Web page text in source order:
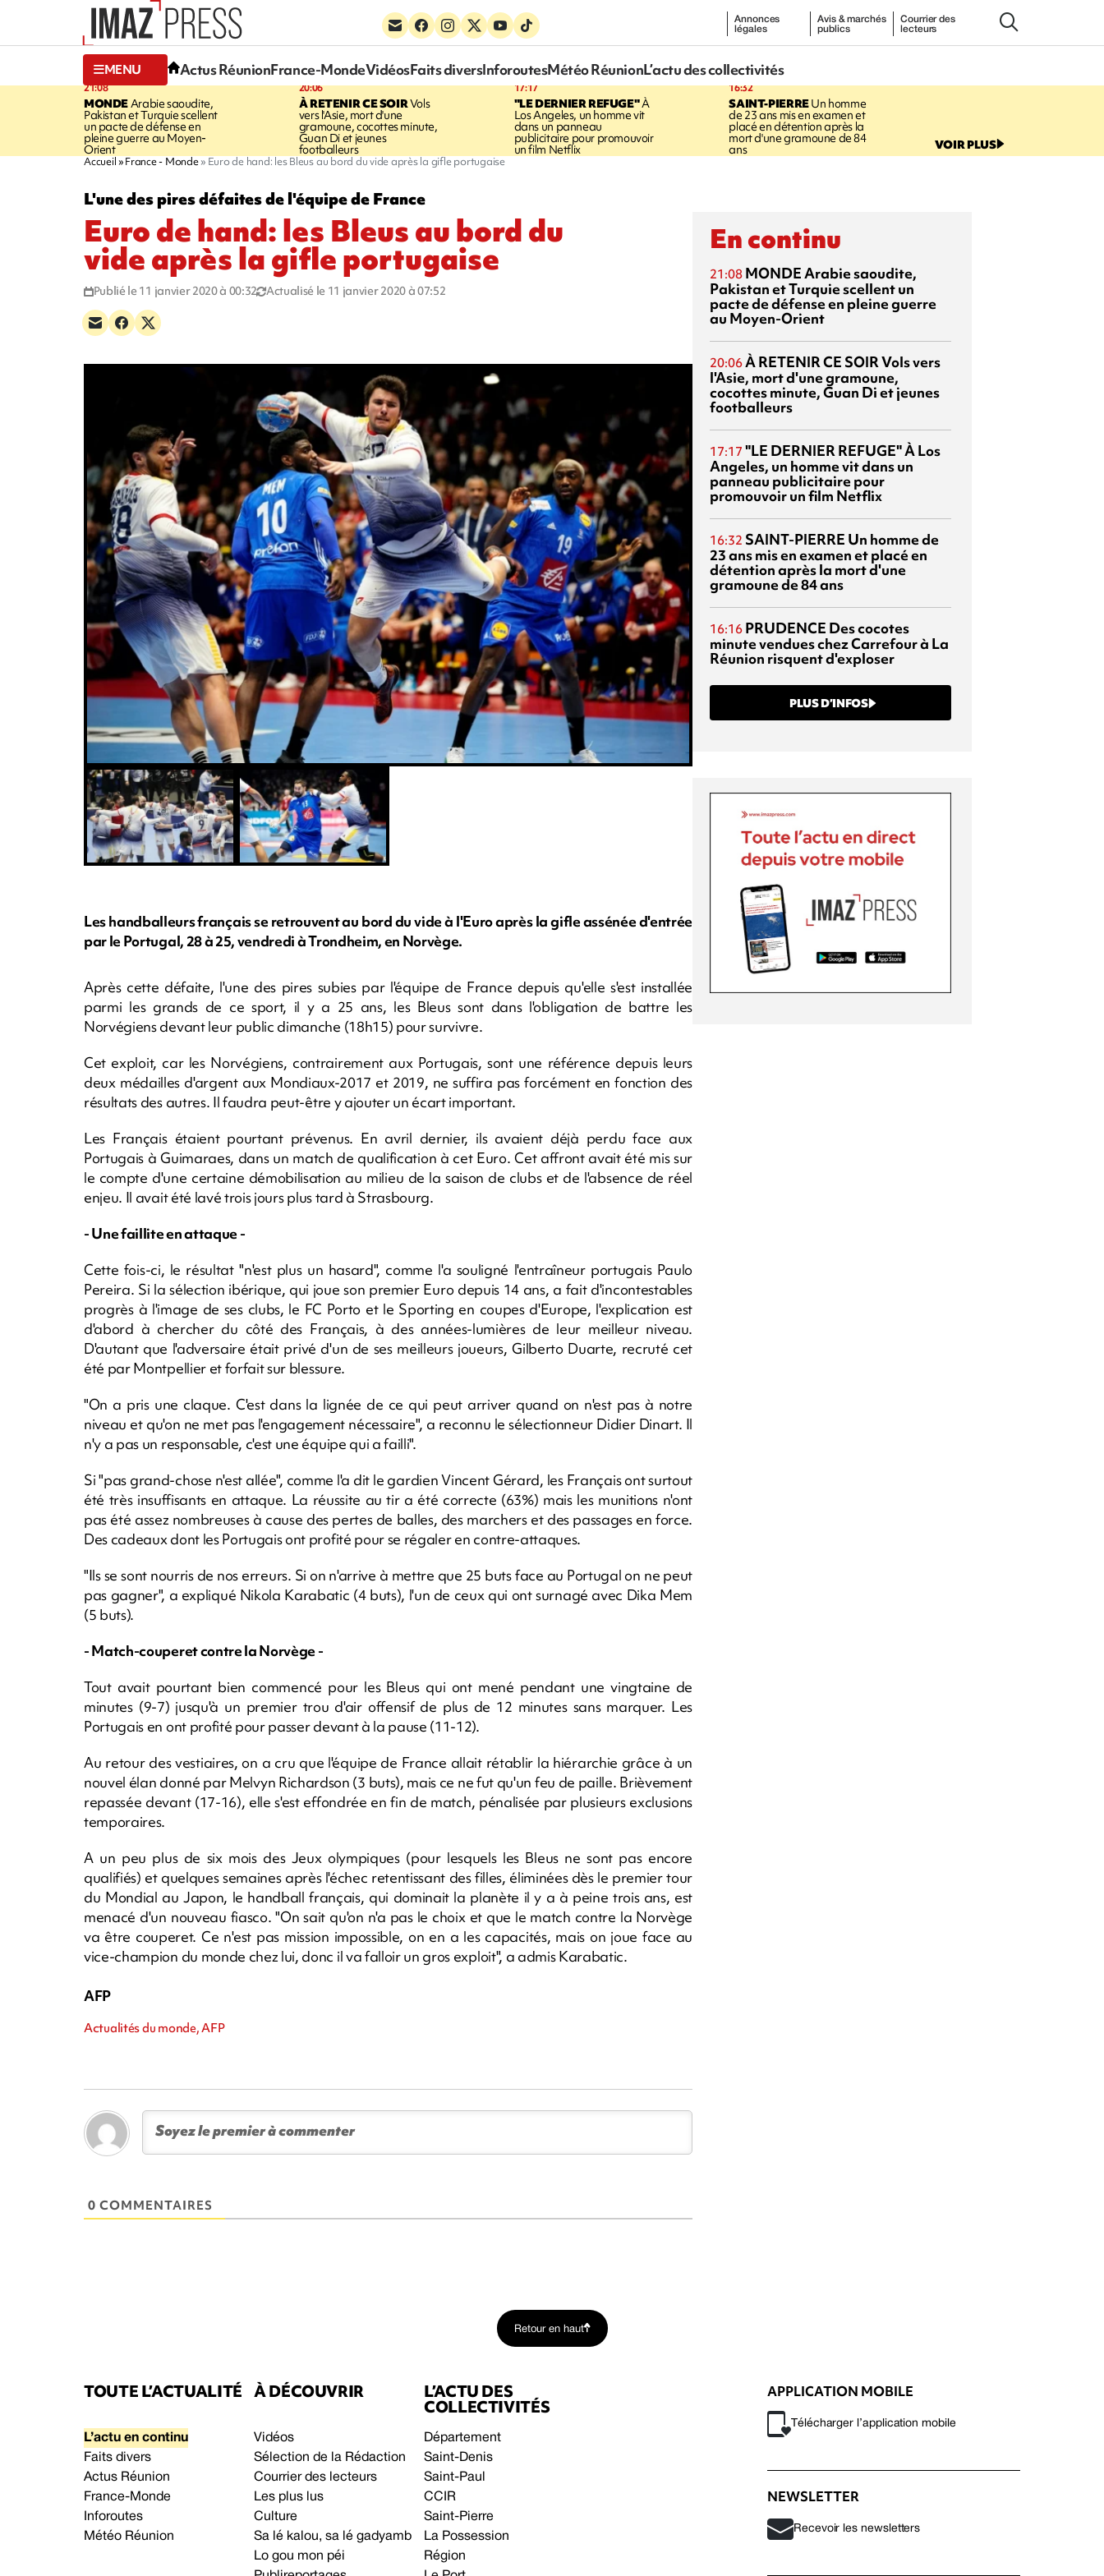
Annonces
légales
Avis & marchés
publics
Courrier des
lecteurs
MENU Actus RéunionFrance-MondeVidéosFaits diversInforoutesMétéo RéunionL’actu des collectivités
21:08
MONDE Arabie saoudite,
Pakistan et Turquie scellent
un pacte de défense en
pleine guerre au Moyen-
Orient
20:06
À RETENIR CE SOIRVols
vers l'Asie, mort d'une
gramoune, cocottes minute,
Guan Di et jeunes
footballeurs
17:17
"LE DERNIER REFUGE"À
Los Angeles, un homme vit
dans un panneau
publicitaire pour promouvoir
un film Netflix
16:32
SAINT-PIERREUn homme
de 23 ans mis en examen et
placé en détention après la
mort d'une gramoune de 84
ans VOIR PLUS
Accueil France - Monde Euro de hand: les Bleus au bord du vide après la gifle portugaise
L'une des pires défaites de l'équipe de France
Euro de hand: les Bleus au bord du
vide après la gifle portugaise
Publié le 11 janvier 2020 à 00:32 Actualisé le 11 janvier 2020 à 07:52
Les handballeurs français se retrouvent au bord du vide à l'Euro après la gifle assénée d'entrée
par le Portugal, 28 à 25, vendredi à Trondheim, en Norvège.
Après cette défaite, l'une des pires subies par l'équipe de France depuis qu'elle s'est installée
parmi les grands de ce sport, il y a 25 ans, les Bleus sont dans l'obligation de battre les
Norvégiens devant leur public dimanche (18h15) pour survivre.
Cet exploit, car les Norvégiens, contrairement aux Portugais, sont une référence depuis leurs
deux médailles d'argent aux Mondiaux-2017 et 2019, ne suffira pas forcément en fonction des
résultats des autres. Il faudra peut-être y ajouter un écart important.
Les Français étaient pourtant prévenus. En avril dernier, ils avaient déjà perdu face aux
Portugais à Guimaraes, dans un match de qualification à cet Euro. Cet affront avait été mis sur
le compte d'une certaine démobilisation au milieu de la saison de clubs et de l'absence de réel
enjeu. Il avait été lavé trois jours plus tard à Strasbourg.
- Une faillite en attaque -
Cette fois-ci, le résultat "n'est plus un hasard", comme l'a souligné l'entraîneur portugais Paulo
Pereira. Si la sélection ibérique, qui joue son premier Euro depuis 14 ans, a fait d'incontestables
progrès à l'image de ses clubs, le FC Porto et le Sporting en coupes d'Europe, l'explication est
d'abord à chercher du côté des Français, à des années-lumières de leur meilleur niveau.
D'autant que l'adversaire était privé d'un de ses meilleurs joueurs, Gilberto Duarte, recruté cet
été par Montpellier et forfait sur blessure.
"On a pris une claque. C'est dans la lignée de ce qui peut arriver quand on n'est pas à notre
niveau et qu'on ne met pas l'engagement nécessaire", a reconnu le sélectionneur Didier Dinart. Il
n'y a pas un responsable, c'est une équipe qui a failli".
Si "pas grand-chose n'est allée", comme l'a dit le gardien Vincent Gérard, les Français ont surtout
été très insuffisants en attaque. La réussite au tir a été correcte (63%) mais les munitions n'ont
pas été assez nombreuses à cause des pertes de balles, des marchers et des passages en force.
Des cadeaux dont les Portugais ont profité pour se régaler en contre-attaques.
"Ils se sont nourris de nos erreurs. Si on n'arrive à mettre que 25 buts face au Portugal on ne peut
pas gagner", a expliqué Nikola Karabatic (4 buts), l'un de ceux qui ont surnagé avec Dika Mem
(5 buts).
- Match-couperet contre la Norvège -
Tout avait pourtant bien commencé pour les Bleus qui ont mené pendant une vingtaine de
minutes (9-7) jusqu'à un premier trou d'air offensif de plus de 12 minutes sans marquer. Les
Portugais en ont profité pour passer devant à la pause (11-12).
Au retour des vestiaires, on a cru que l'équipe de France allait rétablir la hiérarchie grâce à un
nouvel élan donné par Melvyn Richardson (3 buts), mais ce ne fut qu'un feu de paille. Brièvement
repassée devant (17-16), elle s'est effondrée en fin de match, pénalisée par plusieurs exclusions
temporaires.
A un peu plus de six mois des Jeux olympiques (pour lesquels les Bleus ne sont pas encore
qualifiés) et quelques semaines après l'échec retentissant des filles, éliminées dès le premier tour
du Mondial au Japon, le handball français, qui dominait la planète il y a à peine trois ans, est
menacé d'un nouveau fiasco. "On sait qu'on n'a pas le choix et que le match contre la Norvège
va être couperet. Ce n'est pas mission impossible, on en a les capacités, mais on joue face au
vice-champion du monde chez lui, donc il va falloir un gros exploit", a admis Karabatic.
AFP
Actualités du monde, AFP
0 COMMENTAIRES
En continu
21:08 MONDEArabie saoudite,
Pakistan et Turquie scellent un
pacte de défense en pleine guerre
au Moyen-Orient
20:06À RETENIR CE SOIRVols vers
l'Asie, mort d'une gramoune,
cocottes minute, Guan Di et jeunes
footballeurs
17:17 "LE DERNIER REFUGE"À Los
Angeles, un homme vit dans un
panneau publicitaire pour
promouvoir un film Netflix
16:32 SAINT-PIERRE Un homme de
23 ans mis en examen et placé en
détention après la mort d'une
gramoune de 84 ans
16:16 PRUDENCE Des cocotes
minute vendues chez Carrefour à La
Réunion risquent d'exploser
PLUS D’INFOS
Retour en haut
TOUTE L’ACTUALITÉ
L’actu en continu
Faits divers
Actus Réunion
France-Monde
Inforoutes
Météo Réunion
À DÉCOUVRIR
Vidéos
Sélection de la Rédaction
Courrier des lecteurs
Les plus lus
Culture
Sa lé kalou, sa lé gadyamb
Lo gou mon péi
L’ACTU DES
COLLECTIVITÉS
Département
Saint-Denis
Saint-Paul
CCIR
Saint-Pierre
La Possession
Région
APPLICATION MOBILE
Télécharger l’application mobile
NEWSLETTER
Recevoir les newsletters